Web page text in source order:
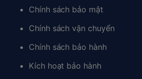
Chính sách bảo mật
Chính sách vận chuyển
Chính sách bảo hành
Kích hoạt bảo hành